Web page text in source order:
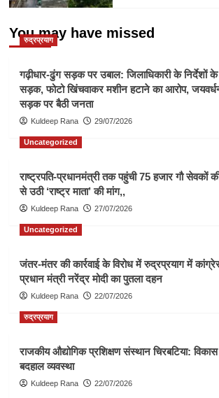
You may have missed
रुद्रप्रयाग
गढ़ीधार-ढुंग सड़क पर उबाल: जिलाधिकारी के निर्देशों
सड़क, फोटो खिंचवाकर मशीन हटाने का आरोप,
सड़क पर बैठी जनता
Kuldeep Rana 29/07/2026
Uncategorized
राष्ट्रपति-प्रधानमंत्री तक पहुंची 75 हजार गौ सेवकों
से उठी ‘राष्ट्र माता’ की मांग,,
Kuldeep Rana 27/07/2026
Uncategorized
जंतर-मंतर की कार्रवाई के विरोध में रुद्रप्रयाग में
प्रधान मंत्री नरेंद्र मोदी का पुतला दहन
Kuldeep Rana 22/07/2026
रुद्रप्रयाग
राजकीय औद्योगिक प्रशिक्षण संस्थान चिरबटिया:
बदहाल व्यवस्था
Kuldeep Rana 22/07/2026